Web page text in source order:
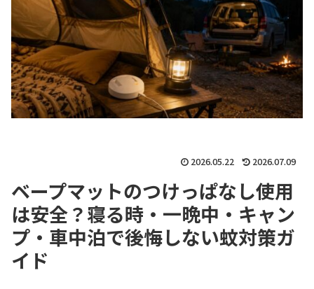
2026.05.22 2026.07.09
ベープマットのつけっぱなし使用
は安全？寝る時・一晩中・キャン
プ・車中泊で後悔しない蚊対策ガ
イド